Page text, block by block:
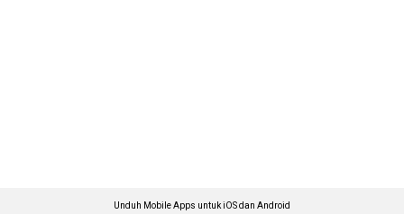
Unduh Mobile Apps untuk iOS dan Android